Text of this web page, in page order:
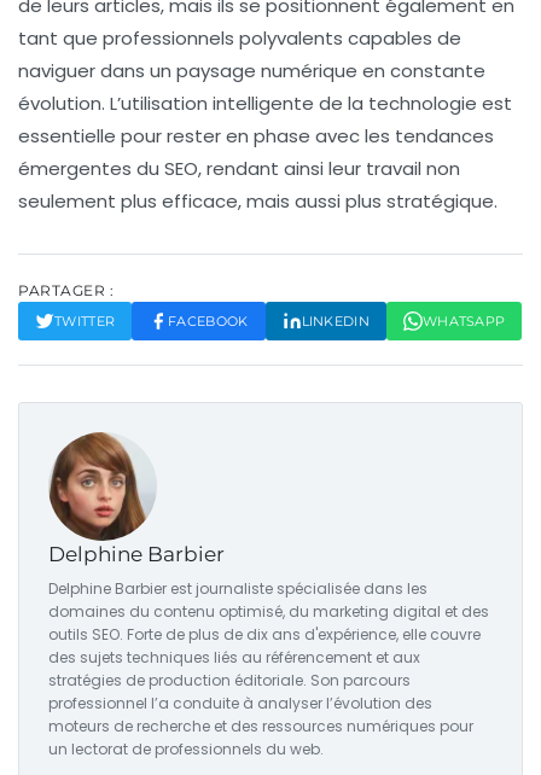
de leurs articles, mais ils se positionnent également en
tant que professionnels polyvalents capables de
naviguer dans un paysage numérique en constante
évolution. L’utilisation intelligente de la technologie est
essentielle pour rester en phase avec les tendances
émergentes du SEO, rendant ainsi leur travail non
seulement plus efficace, mais aussi plus stratégique.
PARTAGER :
TWITTER FACEBOOK LINKEDIN WHATSAPP
Delphine Barbier
Delphine Barbier est journaliste spécialisée dans les
domaines du contenu optimisé, du marketing digital et des
outils SEO. Forte de plus de dix ans d'expérience, elle couvre
des sujets techniques liés au référencement et aux
stratégies de production éditoriale. Son parcours
professionnel l’a conduite à analyser l’évolution des
moteurs de recherche et des ressources numériques pour
un lectorat de professionnels du web.